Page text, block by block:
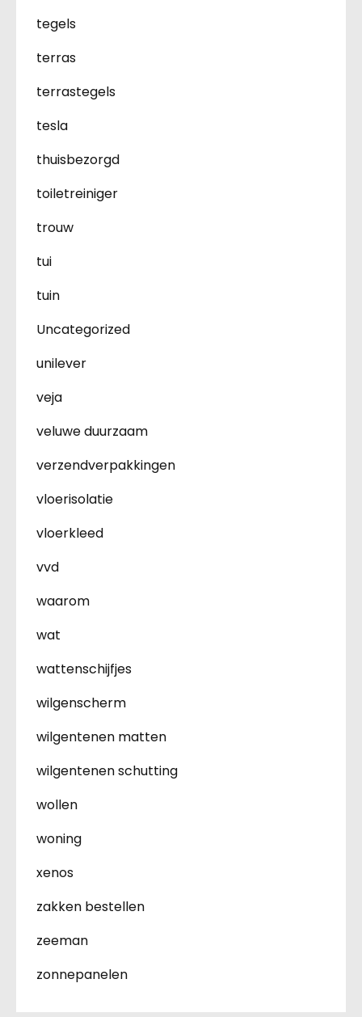
tegels
terras
terrastegels
tesla
thuisbezorgd
toiletreiniger
trouw
tui
tuin
Uncategorized
unilever
veja
veluwe duurzaam
verzendverpakkingen
vloerisolatie
vloerkleed
vvd
waarom
wat
wattenschijfjes
wilgenscherm
wilgentenen matten
wilgentenen schutting
wollen
woning
xenos
zakken bestellen
zeeman
zonnepanelen